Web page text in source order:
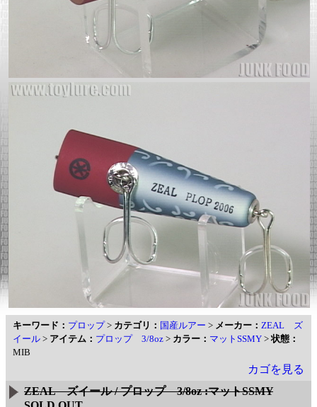
キーワード： プロップ> カテゴリ： 国産ルアー > メーカー： ZEAL ズ
イール > アイテム： プロップ 3/8oz > カラー： マットSSMY >状態：
MIB
カゴを見る
ZEAL ズイール / プロップ 3/8oz :マットSSMY